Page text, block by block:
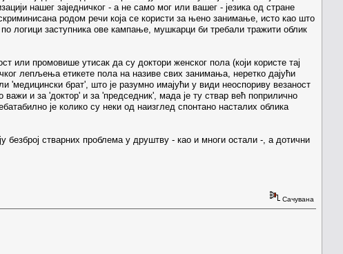
нашег заједничког - а не само мог или вашег - језика од стране
родом речи која се користи за њено занимање, исто као што
логици заступника ове кампање, мушкарци би требали тражити облик
или промовише утисак да су доктори женског пола (који користе тај
лепљења етикете пола на називе свих занимања, неретко дајући
брат', што је разумно имајући у види неоспориву везаност
и за 'доктор' и за 'председник', мада је ту ствар већ поприлично
је колико су неки од наизглед спонтано насталих облика
стварних проблема у друштву - као и многи остали -, а дотични
Сачувана